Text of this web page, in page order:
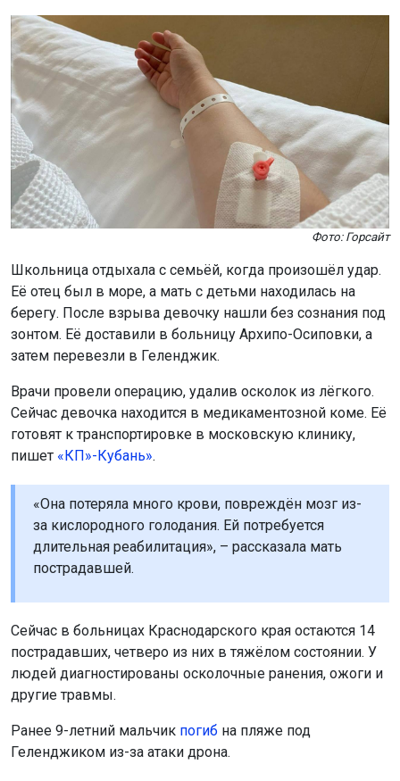
Фото: Горсайт
Школьница отдыхала с семьёй, когда произошёл удар.
Её отец был в море, а мать с детьми находилась на
берегу. После взрыва девочку нашли без сознания под
зонтом. Её доставили в больницу Архипо-Осиповки, а
затем перевезли в Геленджик.
Врачи провели операцию, удалив осколок из лёгкого.
Сейчас девочка находится в медикаментозной коме. Её
готовят к транспортировке в московскую клинику,
пишет «КП»-Кубань».
«Она потеряла много крови, повреждён мозг из-
за кислородного голодания. Ей потребуется
длительная реабилитация», – рассказала мать
пострадавшей.
Сейчас в больницах Краснодарского края остаются 14
пострадавших, четверо из них в тяжёлом состоянии. У
людей диагностированы осколочные ранения, ожоги и
другие травмы.
Ранее 9-летний мальчик погиб на пляже под
Геленджиком из-за атаки дрона.